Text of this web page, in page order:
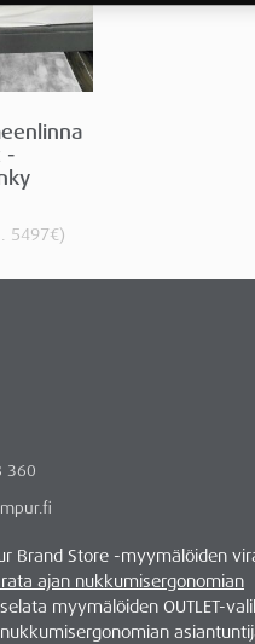
-
5497€)
360
Brand Store -myymälöiden
ajan nukkumisergonomian
myymälöiden OUTLET-